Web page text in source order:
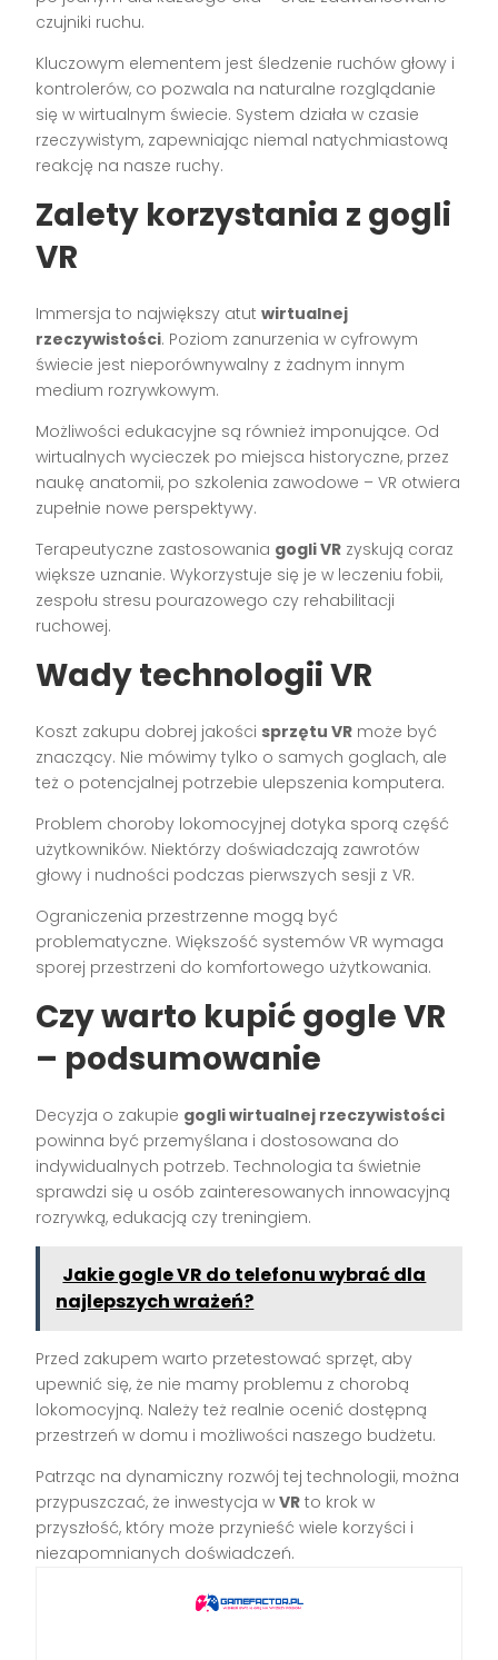
czujniki ruchu.
Kluczowym elementem jest śledzenie ruchów głowy i
kontrolerów, co pozwala na naturalne rozglądanie
się w wirtualnym świecie. System działa w czasie
rzeczywistym, zapewniając niemal natychmiastową
reakcję na nasze ruchy.
Zalety korzystania z gogli
VR
Immersja to największy atutwirtualnej
rzeczywistości. Poziom zanurzenia w cyfrowym
świecie jest nieporównywalny z żadnym innym
medium rozrywkowym.
Możliwości edukacyjne są również imponujące. Od
wirtualnych wycieczek po miejsca historyczne, przez
naukę anatomii, po szkolenia zawodowe – VR otwiera
zupełnie nowe perspektywy.
Terapeutyczne zastosowania gogli VR zyskują coraz
większe uznanie. Wykorzystuje się je w leczeniu fobii,
zespołu stresu pourazowego czy rehabilitacji
ruchowej.
Wady technologii VR
Koszt zakupu dobrej jakości sprzętu VR może być
znaczący. Nie mówimy tylko o samych goglach, ale
też o potencjalnej potrzebie ulepszenia komputera.
Problem choroby lokomocyjnej dotyka sporą część
użytkowników. Niektórzy doświadczają zawrotów
głowy i nudności podczas pierwszych sesji z VR.
Ograniczenia przestrzenne mogą być
problematyczne. Większość systemów VR wymaga
sporej przestrzeni do komfortowego użytkowania.
Czy warto kupić gogle VR
– podsumowanie
Decyzja o zakupie gogli wirtualnej rzeczywistości
powinna być przemyślana i dostosowana do
indywidualnych potrzeb. Technologia ta świetnie
sprawdzi się u osób zainteresowanych innowacyjną
rozrywką, edukacją czy treningiem.
Jakie gogle VR do telefonu wybrać dla
najlepszych wrażeń?
Przed zakupem warto przetestować sprzęt, aby
upewnić się, że nie mamy problemu z chorobą
lokomocyjną. Należy też realnie ocenić dostępną
przestrzeń w domu i możliwości naszego budżetu.
Patrząc na dynamiczny rozwój tej technologii, można
przypuszczać, że inwestycja wVR to krok w
przyszłość, który może przynieść wiele korzyści i
niezapomnianych doświadczeń.